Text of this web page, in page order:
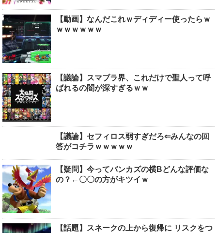
【動画】なんだこれｗディディー使ったらｗ
ｗｗｗｗｗｗ
【議論】スマブラ界、これだけで聖人って呼
ばれるの闇が深すぎるｗｗ
【議論】セフィロス弱すぎだろ⇐みんなの回
答がコチラｗｗｗｗｗ
【疑問】今ってバンカズの横Bどんな評価な
の？←〇〇の方がキツイｗ
【話題】スネークの上から復帰に リスクをつ